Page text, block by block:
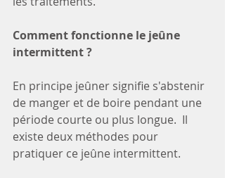
Comment fonctionne le jeûne
intermittent ?
En principe jeûner signifie s'abstenir
de manger et de boire pendant une
période courte ou plus longue.  Il
existe deux méthodes pour
pratiquer ce jeûne intermittent.